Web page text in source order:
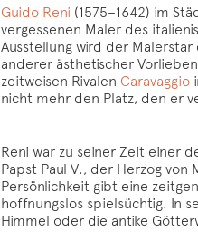
Guido Reni (1575–1642) im
vergessenen Maler des
Ausstellung wird der
anderer ästhetischer
zeitweisen Rivalen Caravaggio
nicht mehr den Platz, den er
Reni war zu seiner Zeit einer
Papst Paul V., der Herzog
Persönlichkeit gibt eine
hoffnungslos spielsüchtig. In
Himmel oder die antike